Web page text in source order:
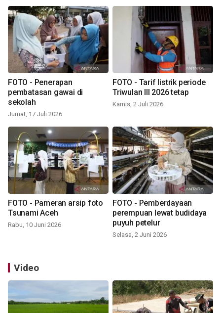
FOTO - Penerapan
pembatasan gawai di
sekolah
Jumat, 17 Juli 2026
FOTO - Tarif listrik periode
Triwulan III 2026 tetap
Kamis, 2 Juli 2026
FOTO - Pameran arsip foto
Tsunami Aceh
Rabu, 10 Juni 2026
FOTO - Pemberdayaan
perempuan lewat budidaya
puyuh petelur
Selasa, 2 Juni 2026
Video